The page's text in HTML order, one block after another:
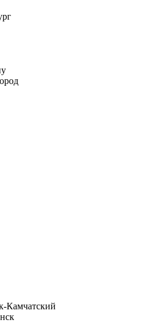
Камчатский